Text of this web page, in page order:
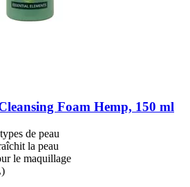
Foam Hemp, 150 ml
de peau
la peau
le maquillage